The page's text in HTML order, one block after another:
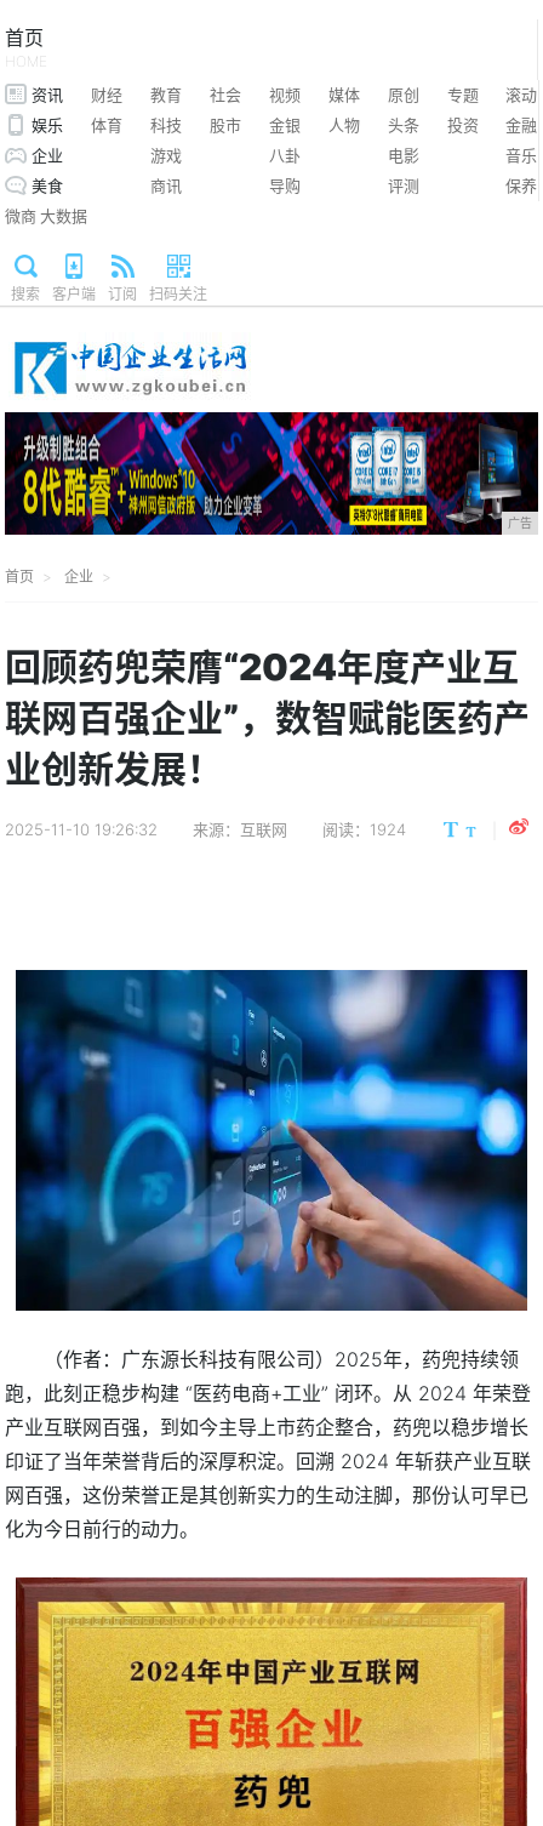
首页
HOME
资讯 财经 教育 社会 视频 媒体 原创 专题
滚动
娱乐
体育 科技 股市 金银 人物 头条 投资
金融
企业
游戏 八卦 电影
音乐
美食
商讯 导购 评测
保养
微商 大数据
搜索 客户端 订阅 扫码关注
广告
首页 企业
回顾药兜荣膺“2024年度产业互
联网百强企业”，数智赋能医药产
业创新发展！
2025-11-10 19:26:32 来源：互联网 阅读：1924
（作者：广东源长科技有限公司）2025年，药兜持续领
跑，此刻正稳步构建 “医药电商+工业” 闭环。从 2024 年荣登
产业互联网百强，到如今主导上市药企整合，药兜以稳步增长
印证了当年荣誉背后的深厚积淀。回溯 2024 年斩获产业互联
网百强，这份荣誉正是其创新实力的生动注脚，那份认可早已
化为今日前行的动力。